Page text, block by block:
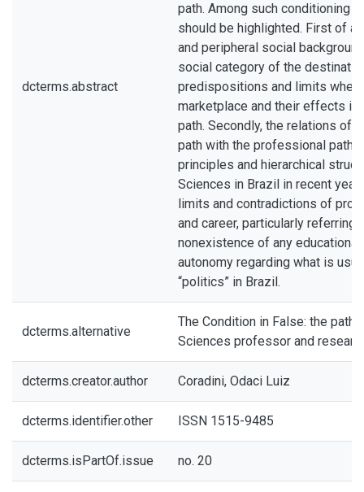
dcterms.abstract
path. Among such conditioning
should be highlighted. First of
and peripheral social
social category of the
predispositions and limits when
marketplace and their effects in
path. Secondly, the relations of
path with the professional path
principles and hierarchical
Sciences in Brazil in recent
limits and contradictions of
and career, particularly referring
nonexistence of any
autonomy regarding what is
“politics” in Brazil.
dcterms.alternative
The Condition in False: the path
Sciences professor and
dcterms.creator.author Coradini, Odaci Luiz
dcterms.identifier.other ISSN 1515-9485
dcterms.isPartOf.issue no. 20